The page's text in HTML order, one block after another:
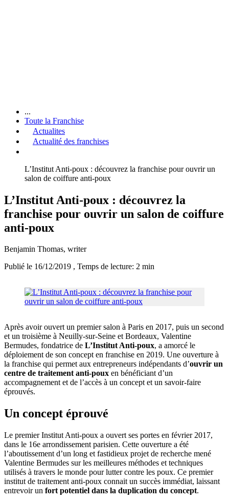
...
Toute la Franchise
Actualites
Actualité des franchises
L’Institut Anti-poux : découvrez la franchise pour ouvrir un
salon de coiffure anti-poux
L’Institut Anti-poux : découvrez la
franchise pour ouvrir un salon de coiffure
anti-poux
Benjamin Thomas, writer
Publié le 16/12/2019 , Temps de lecture: 2 min
Après avoir ouvert un premier salon à Paris en 2017, puis un second
et un troisième à Neuilly-sur-Seine et Bordeaux, Valentine
Bermudes, fondatrice de L’Institut Anti-poux, a amorcé le
déploiement de son concept en franchise en 2019. Une ouverture à
la franchise qui permet aux entrepreneurs indépendants d’ouvrir un
centre de traitement anti-poux en bénéficiant d’un
accompagnement et de l’accès à un concept et un savoir-faire
éprouvés.
Un concept éprouvé
Le premier Institut Anti-poux a ouvert ses portes en février 2017,
dans le 16e arrondissement parisien. Cette ouverture a été
l’aboutissement d’un long et fastidieux projet de recherche mené
Valentine Bermudes sur les meilleures méthodes et techniques
utilisés à travers le monde pour lutter contre les poux. Ce premier
institut de traitement anti-poux connait un succès immédiat, laissant
entrevoir un fort potentiel dans la duplication du concept.